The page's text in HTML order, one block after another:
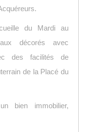
du Mardi au
décorés avec
des facilités de
de la Placé du
bien immobilier,